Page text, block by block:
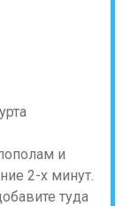
и
2-х минут.
туда